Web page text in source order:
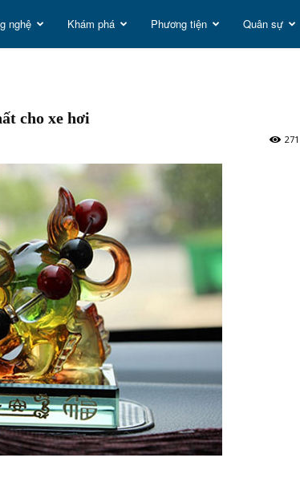
nghệ Khám phá Phương tiện Quân sự
cho xe hơi
271